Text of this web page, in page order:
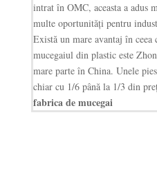
intrat în OMC, aceasta a adus
multe oportunități pentru
Există un mare avantaj în ceea
mucegaiul din plastic este
mare parte în China. Unele
chiar cu 1/6 până la 1/3 din
fabrica de mucegai